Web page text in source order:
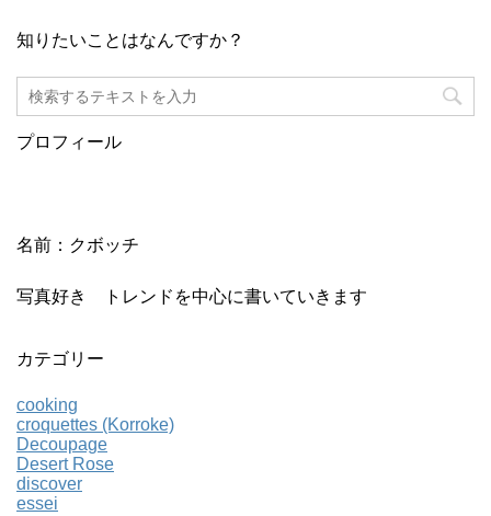
知りたいことはなんですか？
プロフィール
名前：クボッチ
写真好き トレンドを中心に書いていきます
カテゴリー
cooking
croquettes (Korroke)
Decoupage
Desert Rose
discover
essei